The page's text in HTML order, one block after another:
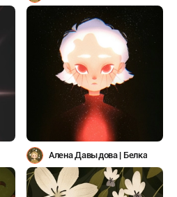
Алена Давыдова | Белка